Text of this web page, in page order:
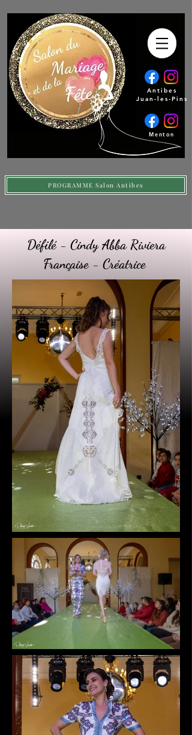
Menton
Antibes
Juan-les-Pins
PROGRAMME Salon Antibes
Défilé - Cindy Abba Riviera
Française - Créatrice